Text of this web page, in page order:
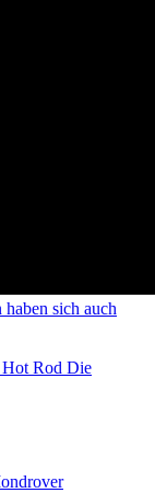
sich auch
Hot Rod Die